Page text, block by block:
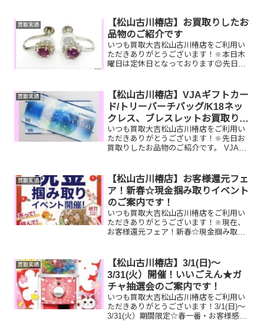
買取実績
【松山古川椿店】お買取りしたお
品物のご紹介です
いつも買取大吉松山古川椿店をご利用い
ただきありがとうございます！🔆本日木
曜日は定休日となっております😌先日お
ー 見返り美人切手家で眠ってい
るお品物はございませ...
買取実績
【松山古川椿店】VJAギフトカー
ド/トリーバーチバッグ/K18ネッ
クレス、ブレスレットお買取りし
ました
いつも買取大吉松山古川椿店をご利用い
ただきありがとうございます！🔆先日お
買取りしたお品物のご紹介です。 VJAギ
お品物はございませんか？ぜひ買取大吉
松山古川椿店に...
買取実績
【松山古川椿店】お客様還元フェ
ア！新春☆現金掴み取りイベント
のご案内です！
いつも買取大吉松山古川椿店をご利用い
ただきありがとうございます！🔆現在、
お客様還元フェア！新春☆現金掴み取り
様限定でご参加いただけます😌(金券類、
テ...
買取実績
【松山古川椿店】3/1(日)～
3/31(火）開催！いいごえん★ガ
チャ抽選会のご案内です！
いつも買取大吉松山古川椿店をご利用い
ただきありがとうございます！3/1(日)～
3/31(火）期間限定☆春一番・お客様感謝